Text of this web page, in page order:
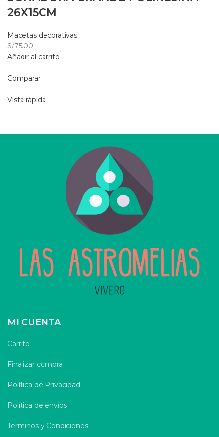
26X15CM
Macetas decorativas
S/75.00
Añadir al carrito
Comparar
Vista rápida
MI CUENTA
Carrito
Finalizar compra
Política de Privacidad
Política de envíos
Terminos y Condiciones